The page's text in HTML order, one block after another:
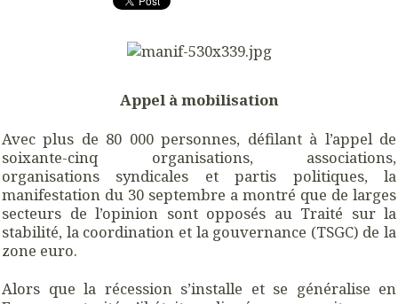
Appel à mobilisation
Avec plus de 80 000 personnes, défilant à l’appel de
soixante-cinq organisations, associations,
organisations syndicales et partis politiques, la
manifestation du 30 septembre a montré que de larges
secteurs de l’opinion sont opposés au Traité sur la
stabilité, la coordination et la gouvernance (TSGC) de la
zone euro.
Alors que la récession s’installe et se généralise en